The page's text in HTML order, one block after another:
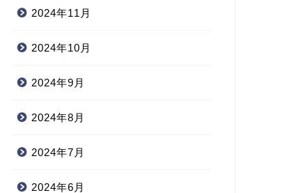
2024年11月
2024年10月
2024年9月
2024年8月
2024年7月
2024年6月